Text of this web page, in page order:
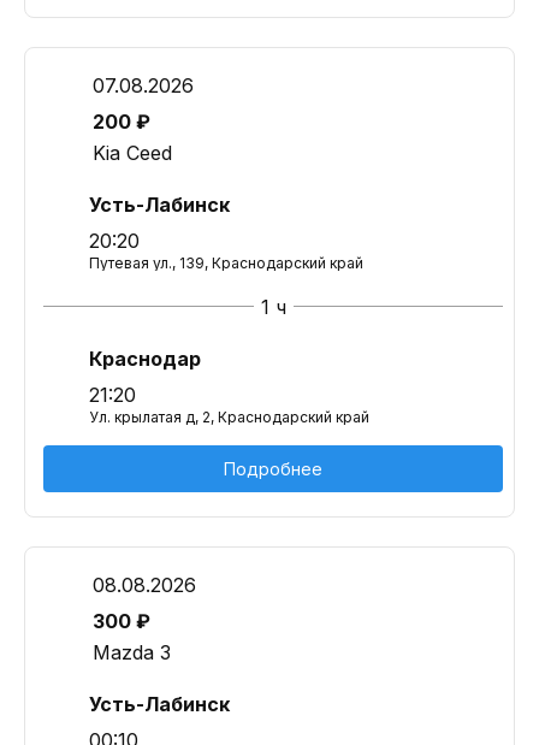
07.08.2026
200 ₽
Kia Ceed
Усть-Лабинск
20:20
Путевая ул., 139, Краснодарский край
1 ч
Краснодар
21:20
Ул. крылатая д, 2, Краснодарский край
Подробнее
08.08.2026
300 ₽
Mazda 3
Усть-Лабинск
00:10